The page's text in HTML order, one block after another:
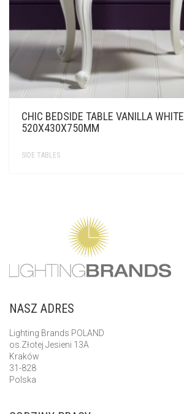
CHIC BEDSIDE TABLE VANILLA WHITE
520X430X750MM
SIDE TABLES
NASZ ADRES
Lighting Brands POLAND
os.Złotej Jesieni 13A
Kraków
31-828
Polska